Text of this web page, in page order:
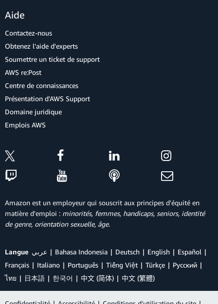
Aide
Contactez-nous
Obtenez l'aide d'experts
Soumettre un ticket de support
AWS re:Post
Centre de connaissances
Présentation d'AWS Support
Domaine juridique
Emplois AWS
Amazon est un employeur qui souscrit aux principes d'équité en
matière d'emploi : minorités, femmes, handicaps, seniors, identité
de genre, orientation sexuelle, âge.
Langue عربي Bahasa Indonesia Deutsch English
Español
Français
Italiano Português Tiếng Việt Türkçe
Ρусский
ไทย
日本語 한국어 中文 (简体) 中文 (繁體)